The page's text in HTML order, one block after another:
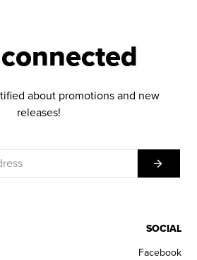
about promotions and new
releases!
SOCIAL
Facebook